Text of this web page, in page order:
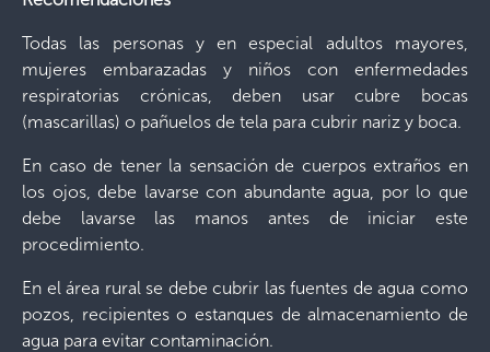
Todas las personas y en especial adultos mayores,
mujeres embarazadas y niños con enfermedades
respiratorias crónicas, deben usar cubre bocas
(mascarillas) o pañuelos de tela para cubrir nariz y boca.
En caso de tener la sensación de cuerpos extraños en
los ojos, debe lavarse con abundante agua, por lo que
debe lavarse las manos antes de iniciar este
procedimiento.
En el área rural se debe cubrir las fuentes de agua como
pozos, recipientes o estanques de almacenamiento de
agua para evitar contaminación.